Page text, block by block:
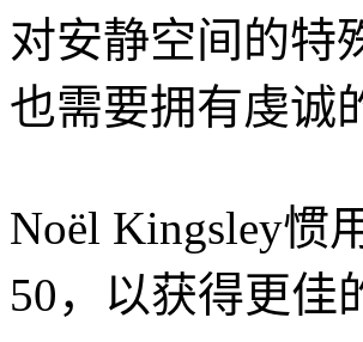
对安静空间的特
也需要拥有虔诚
Noël Kingsley惯
50，以获得更佳